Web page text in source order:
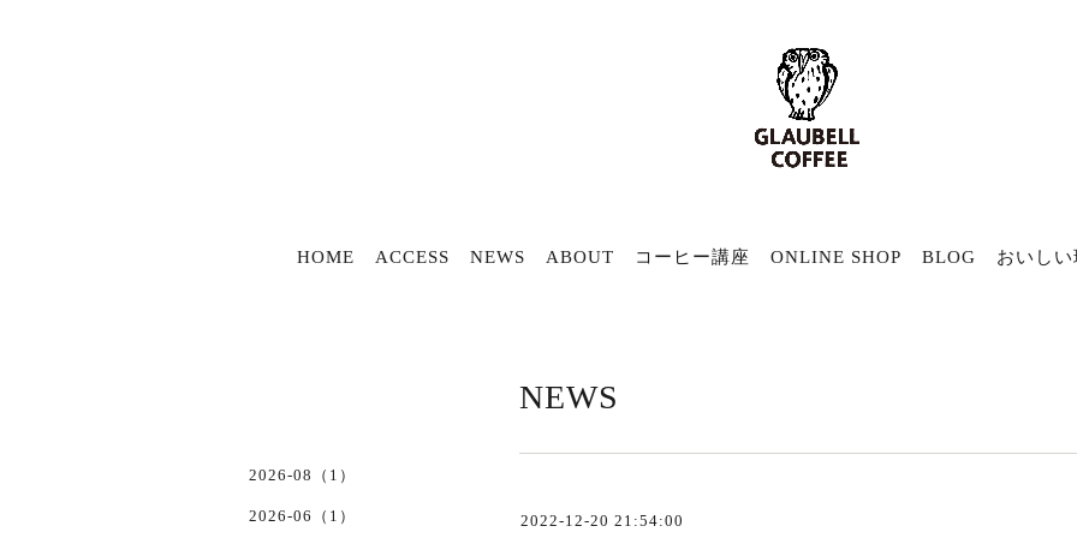
HOME ACCESS NEWS ABOUT コーヒー講座 ONLINE SHOP BLOG おいし
NEWS
2022-12-20 21:54:00
2026-08（1）
2026-06（1）